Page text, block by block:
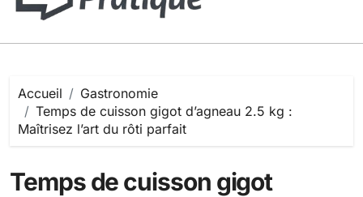
Accueil
Gastronomie
Temps de cuisson gigot d’agneau 2.5 kg :
Maîtrisez l’art du rôti parfait
Temps de cuisson gigot